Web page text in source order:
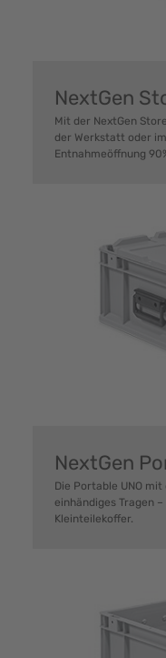
NextGen
Mit der NextGen
der Werkstatt oder
Entnahmeöffnung
NextGen
Die Portable UNO
einhändiges Tragen
Kleinteilekoffer.